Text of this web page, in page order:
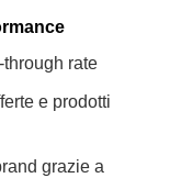
rate
e prodotti
grazie a